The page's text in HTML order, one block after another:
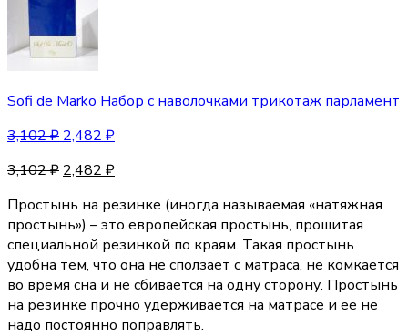
Sofi de Marko Набор с наволочками трикотаж парламент
3,102₽ 2,482 ₽
3,102₽ 2,482 ₽
Простынь на резинке (иногда называемая «натяжная
простынь») – это европейская простынь, прошитая
специальной резинкой по краям. Такая простынь
удобна тем, что она не сползает с матраса, не комкается
во время сна и не сбивается на одну сторону. Простынь
на резинке прочно удерживается на матрасе и её не
надо постоянно поправлять.